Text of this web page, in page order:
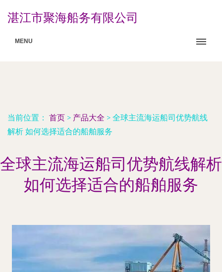
湛江市聚海船务有限公司
MENU
当前位置： 首页 > 产品大全 > 全球主流海运船司优势航线
解析 如何选择适合的船舶服务
全球主流海运船司优势航线解析
如何选择适合的船舶服务